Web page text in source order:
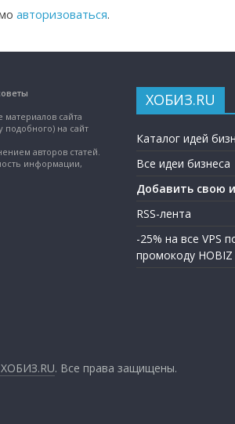
авторизоваться.
сайта
на сайт
авторов статей.
информации,
ХОБИЗ.RU
Каталог идей
Все идеи бизнеса
Добавить свою
RSS-лента
-25% на все VPS
промокоду HOBIZ
. Все права защищены.